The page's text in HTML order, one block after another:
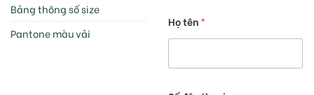
Bảng thông số size
Pantone màu vải
Họ tên*